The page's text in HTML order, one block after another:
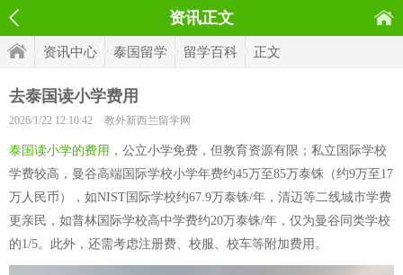
资讯正文
资讯中心 泰国留学 留学百科 正文
去泰国读小学费用
2026/1/22 12:10:42 教外新西兰留学网
泰国读小学的费用 ，公立小学免费，但教育资源有限；私立国际学校
学费较高，曼谷高端国际学校小学年费约45万至85万泰铢（约9万至17
万人民币），如NIST国际学校约67.9万泰铢/年，清迈等二线城市学费
更亲民，如普林国际学校高中学费约20万泰铢/年，仅为曼谷同类学校
的1/5。此外，还需考虑注册费、校服、校车等附加费用。